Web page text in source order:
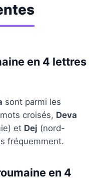
en 4 lettres
sont parmi les
croisés, Deva
et Dej (nord-
fréquemment.
en 4